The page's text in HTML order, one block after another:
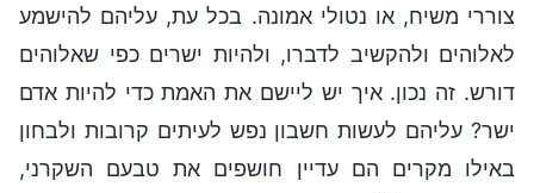
צוררי משיח, או נטולי אמונה. בכל עת, עליהם להישמע
לאלוהים ולהקשיב לדברו, ולהיות ישרים כפי שאלוהים
דורש. זה נכון. איך יש ליישם את האמת כדי להיות אדם
ישר? עליהם לעשות חשבון נפש לעיתים קרובות ולבחון
באילו מקרים הם עדיין חושפים את טבעם השקרני,